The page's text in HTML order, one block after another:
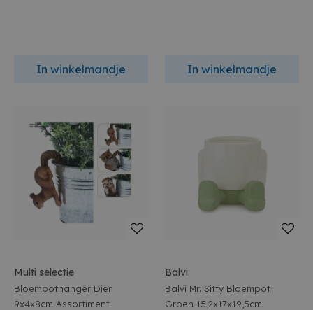
In winkelmandje In winkelmandje
Multi selectie
Bloempothanger Dier
9x4x8cm Assortiment
Balvi
Balvi Mr. Sitty Bloempot
Groen 15,2x17x19,5cm